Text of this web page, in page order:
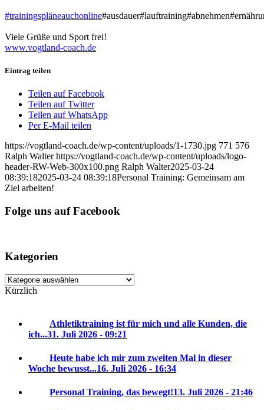
#trainingspläneauchonline
Viele Grüße und Sport frei!
www.vogtland-coach.de
Eintrag teilen
Teilen auf Facebook
Teilen auf Twitter
Teilen auf WhatsApp
Per E-Mail teilen
https://vogtland-coach.de/wp-content/uploads/1-1730.jpg 771 576
Ralph Walter https://vogtland-coach.de/wp-content/uploads/logo-
header-RW-Web-300x100.png Ralph Walter2025-03-24
08:39:182025-03-24 08:39:18Personal Training: Gemeinsam am
Ziel arbeiten!
Folge uns auf Facebook
Kategorien
Kategorien
Kürzlich
Athletiktraining ist für mich und alle Kunden, die
ich...31. Juli 2026 - 09:21
Heute habe ich mir zum zweiten Mal in dieser
Woche bewusst...16. Juli 2026 - 16:34
Personal Training, das bewegt!13. Juli 2026 - 21:46